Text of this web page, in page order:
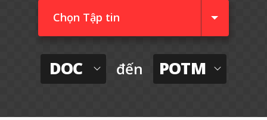
Chọn Tập tin
DOC đến POTM